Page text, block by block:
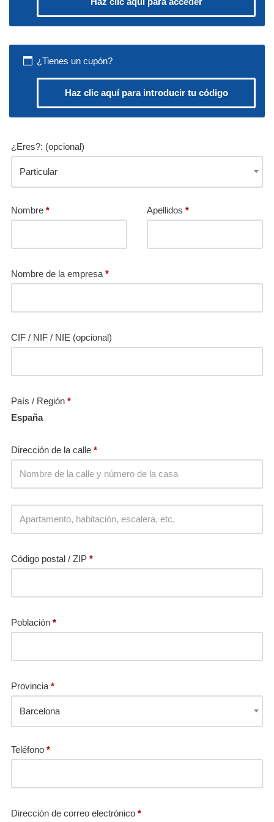
¿Tienes un cupón?
Haz clic aquí para introducir tu código
¿Eres?: (opcional)
Particular
Nombre * Apellidos *
Nombre de la empresa *
CIF / NIF / NIE (opcional)
País / Región *
España
Dirección de la calle *
Código postal / ZIP *
Población *
Provincia *
Barcelona
Teléfono *
Dirección de correo electrónico *